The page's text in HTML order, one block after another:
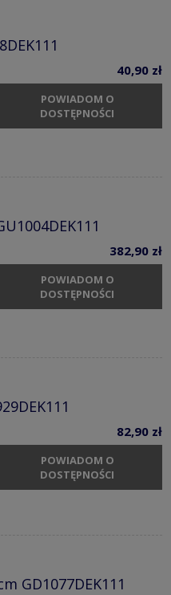
40,90 zł
POWIADOM O
DOSTĘPNOŚCI
382,90 zł
POWIADOM O
DOSTĘPNOŚCI
82,90 zł
POWIADOM O
DOSTĘPNOŚCI
GD1077DEK111